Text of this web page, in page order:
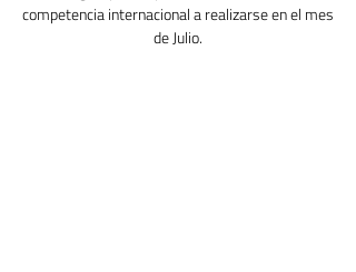
competencia internacional a realizarse en el mes
de Julio.